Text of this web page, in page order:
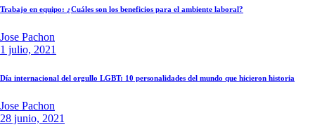
Trabajo en equipo: ¿Cuáles son los beneficios para el ambiente laboral?
Jose Pachon
1 julio, 2021
Día internacional del orgullo LGBT: 10 personalidades del mundo que hicieron historia
Jose Pachon
28 junio, 2021